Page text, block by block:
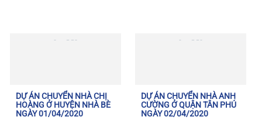
DỰ ÁN CHUYỂN NHÀ CHỊ
HOÀNG Ở HUYỆN NHÀ BÈ
NGÀY 01/04/2020
DỰ ÁN CHUYỂN NHÀ ANH
CƯỜNG Ở QUẬN TÂN PHÚ
NGÀY 02/04/2020